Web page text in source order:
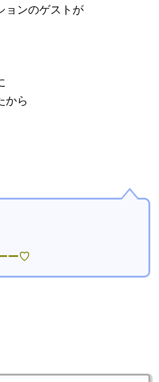
ョンのゲストが
から
ー♡